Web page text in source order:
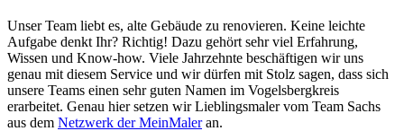
Unser Team liebt es, alte Gebäude zu renovieren. Keine leichte
Aufgabe denkt Ihr? Richtig! Dazu gehört sehr viel Erfahrung,
Wissen und Know-how. Viele Jahrzehnte beschäftigen wir uns
genau mit diesem Service und wir dürfen mit Stolz sagen, dass sich
unsere Teams einen sehr guten Namen im Vogelsbergkreis
erarbeitet. Genau hier setzen wir Lieblingsmaler vom Team Sachs
aus dem Netzwerk der MeinMaleran.